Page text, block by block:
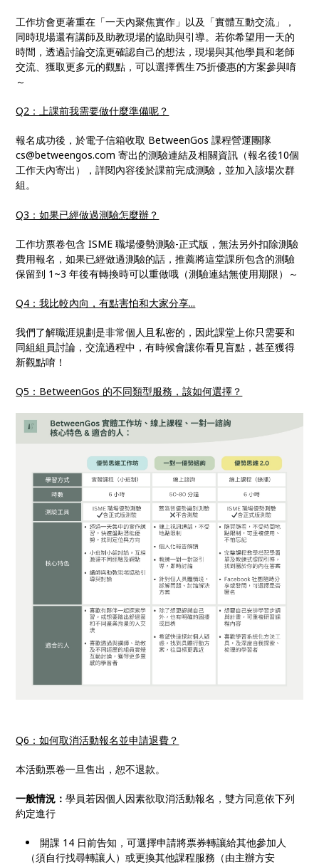
工作坊會更著重在「一天內聚焦實作」以及「實體互動交流」，
同時現場還有講師及助教現場的協助與引導。若你希望用一天的
時間，透過討論交流更確認自己的想法，現場與其他學員和老師
交流、獲取更多元的觀點，可以選擇舊生75折優惠的方案參與唷
～
Q2：上課前我需要做什麼準備呢？
報名成功後，於電子信箱收取 BetweenGos 課程營運團隊
cs@betweengos.com 寄出的測驗連結及相關資訊（報名後10個
工作天內寄出），詳閱內容後於課前完成測驗，並加入該場次群
組。
Q3：如果已經做過測驗怎麼辦？
工作坊票卷包含 ISME 職場優勢測驗-正式版，無法另外扣除測驗
費用報名，如果已經做過測驗的話，推薦將這堂課所包含的測驗
保留到 1~3 年後有轉換時可以重做哦（測驗連結無使用期限）～
Q4：我比較內向，有點害怕和大家分享...
我們了解職涯規劃是非常個人且私密的，因此課堂上你只需要和
同組組員討論，交流過程中，有時候會讓你看見盲點，甚至獲得
新觀點唷！
Q5：BetweenGos 的不同類型服務，該如何選擇？
Q6：如何取消活動報名並申請退費？
本活動票卷一旦售出，恕不退款。
一般情況：學員若因個人因素欲取消活動報名，雙方同意依下列
約定進行
開課 14 日前告知，可選擇申請將票券轉讓給其他參加人
（須自行找尋轉讓人）或更換其他課程服務（由主辦方安